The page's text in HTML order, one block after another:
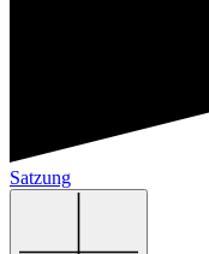
Satzung